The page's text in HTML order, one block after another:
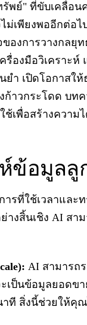
พย์" ที่ขับเคลื่อน
เพียงพออีกต่อ
ของการวางกล
รื่องมือวิเครา
ำ เปิดโอกาสใ
ก้าวกระโดด บท
เพื่อสร้างความ
ข้อมูลลู
ารที่ใช้เวลาแล
างสิ้นเชิง AI ส
AI สามารถ
ป็นข้อมูลยอดข
ที สิ่งนี้ช่วยให้คุ